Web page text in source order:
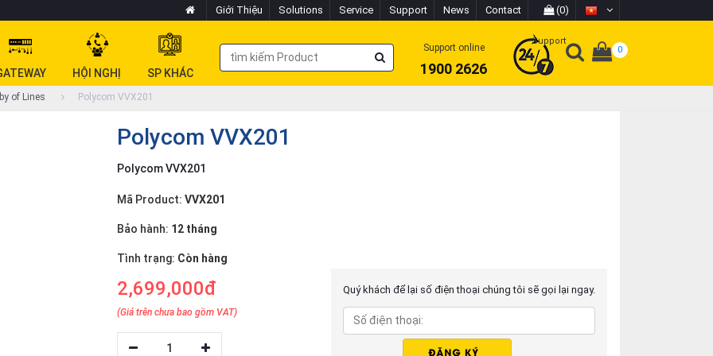
Giới Thiệu Solutions Service Support News Contact (0)
HỘI NGHỊ SP KHÁC
Support online
1900 2626
Support
0
of Lines Polycom VVX201
Polycom VVX201
Polycom VVX201
Mã Product: VVX201
Bảo hành: 12 tháng
Tình trạng: Còn hàng
2,699,000đ
(Giá trên chưa bao gồm VAT)
1
Quý khách để lại số điện thoại chúng tôi sẽ gọi lại ngay.